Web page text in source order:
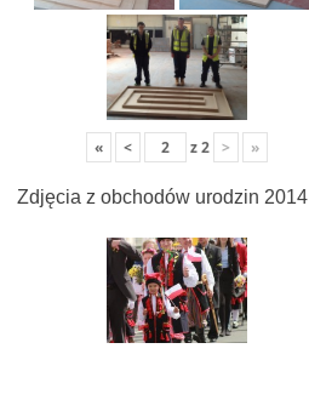
« < z2 > »
Zdjęcia z obchodów urodzin 2014